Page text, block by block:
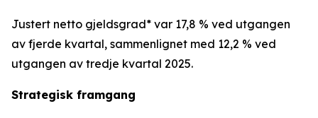
Justert netto gjeldsgrad* var 17,8 % ved utgangen
av fjerde kvartal, sammenlignet med 12,2 % ved
utgangen av tredje kvartal 2025.
Strategisk framgang